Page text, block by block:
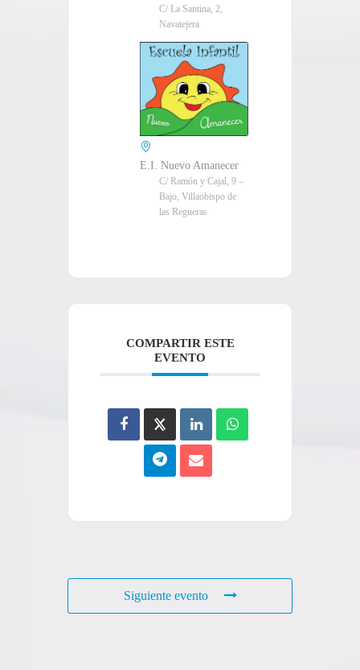
C/ La Santina, 2,
Navatejera
E.I. Nuevo Amanecer
C/ Ramón y Cajal, 9 –
Bajo, Villaobispo de
las Regueras
COMPARTIR ESTE
EVENTO
Siguiente evento